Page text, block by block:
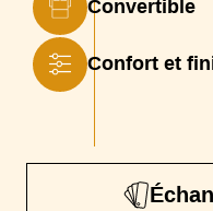
Dossier
Piétement
Pieds en
Dimensions
120 x
Convertible
Confort et